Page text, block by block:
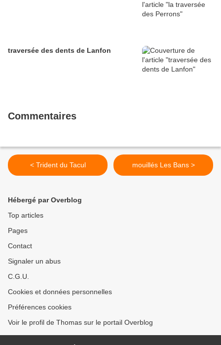
traversée des dents de Lanfon
Commentaires
< Trident du Tacul mouillés Les Bans >
Hébergé par Overblog
Top articles
Pages
Contact
Signaler un abus
C.G.U.
Cookies et données personnelles
Préférences cookies
Voir le profil de Thomas sur le portail Overblog